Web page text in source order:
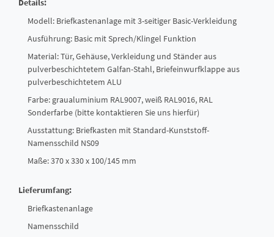
Details:
Modell: Briefkastenanlage mit 3-seitiger Basic-Verkleidung
Ausführung: Basic mit Sprech/Klingel Funktion
Material: Tür, Gehäuse, Verkleidung und Ständer aus
pulverbeschichtetem Galfan-Stahl, Briefeinwurfklappe aus
pulverbeschichtetem ALU
Farbe: graualuminium RAL9007, weiß RAL9016, RAL
Sonderfarbe (bitte kontaktieren Sie uns hierfür)
Ausstattung: Briefkasten mit Standard-Kunststoff-
Namensschild NS09
Maße: 370 x 330 x 100/145 mm
Lieferumfang:
Briefkastenanlage
Namensschild